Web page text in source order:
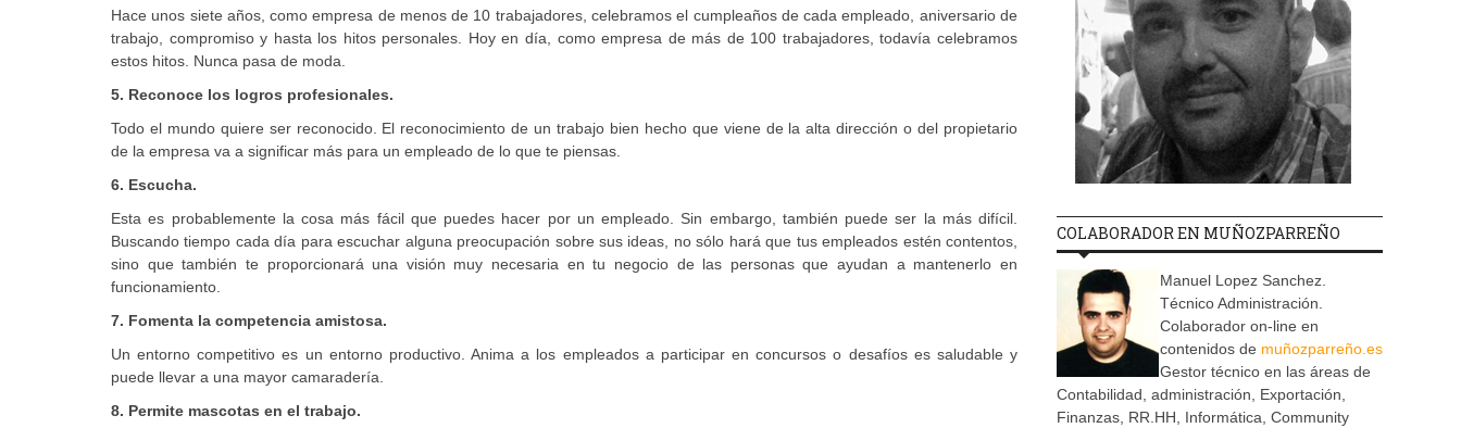
Hace unos siete años, como empresa de menos de 10 trabajadores, celebramos el cumpleaños de cada empleado, aniversario de
trabajo, compromiso y hasta los hitos personales. Hoy en día, como empresa de más de 100 trabajadores, todavía celebramos
estos hitos. Nunca pasa de moda.
5. Reconoce los logros profesionales.
Todo el mundo quiere ser reconocido. El reconocimiento de un trabajo bien hecho que viene de la alta dirección o del propietario
de la empresa va a significar más para un empleado de lo que te piensas.
6. Escucha.
Esta es probablemente la cosa más fácil que puedes hacer por un empleado. Sin embargo, también puede ser la más difícil.
Buscando tiempo cada día para escuchar alguna preocupación sobre sus ideas, no sólo hará que tus empleados estén contentos,
sino que también te proporcionará una visión muy necesaria en tu negocio de las personas que ayudan a mantenerlo en
funcionamiento.
7. Fomenta la competencia amistosa.
Un entorno competitivo es un entorno productivo. Anima a los empleados a participar en concursos o desafíos es saludable y
puede llevar a una mayor camaradería.
8. Permite mascotas en el trabajo.
COLABORADOR EN MUÑOZPARREÑO
Manuel Lopez Sanchez.
Técnico Administración.
Colaborador on-line en
contenidos de muñozparreño.es
Gestor técnico en las áreas de
Contabilidad, administración, Exportación,
Finanzas, RR.HH, Informática, Community